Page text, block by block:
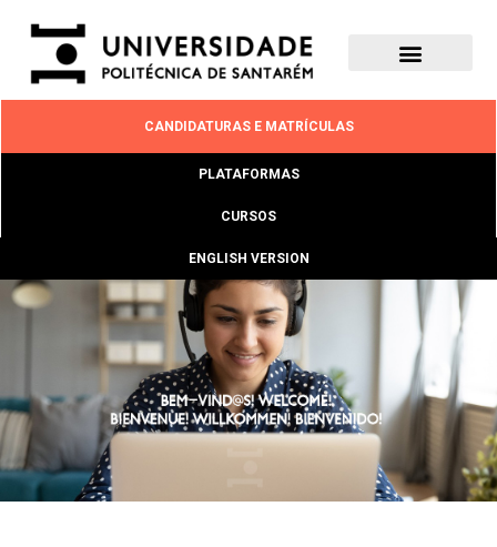
CANDIDATURAS E MATRÍCULAS
PLATAFORMAS
CURSOS
ENGLISH VERSION